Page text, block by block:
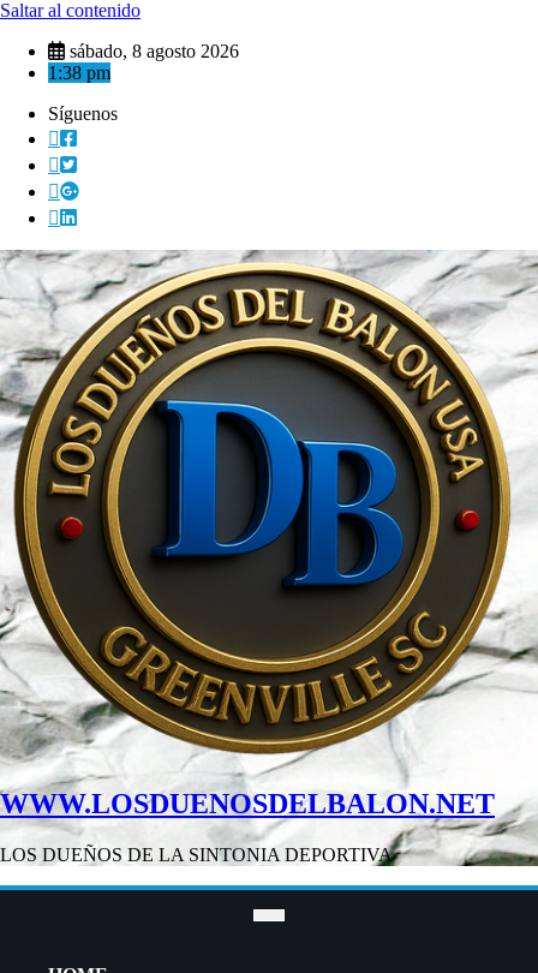
Saltar al contenido
sábado, 8 agosto 2026
1:38 pm
Síguenos
WWW.LOSDUENOSDELBALON.NET
LOS DUEÑOS DE LA SINTONIA DEPORTIVA